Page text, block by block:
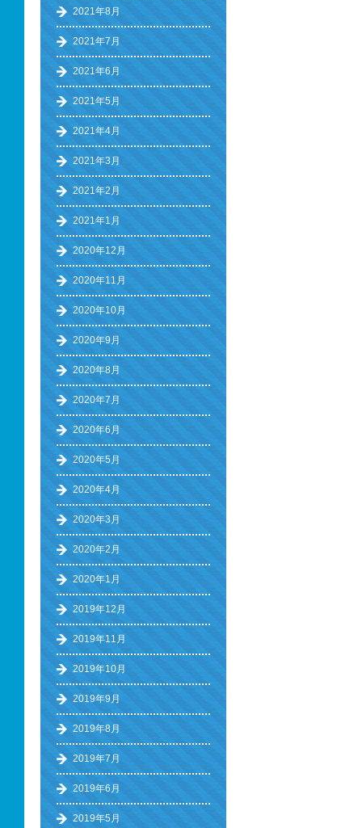
2021年8月
2021年7月
2021年6月
2021年5月
2021年4月
2021年3月
2021年2月
2021年1月
2020年12月
2020年11月
2020年10月
2020年9月
2020年8月
2020年7月
2020年6月
2020年5月
2020年4月
2020年3月
2020年2月
2020年1月
2019年12月
2019年11月
2019年10月
2019年9月
2019年8月
2019年7月
2019年6月
2019年5月